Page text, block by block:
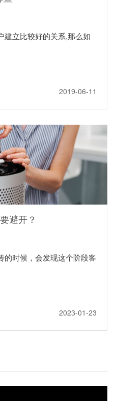
建立比较好的关系,那么如
2019-06-11
避开？
的时候，会发现这个阶段客
2023-01-23